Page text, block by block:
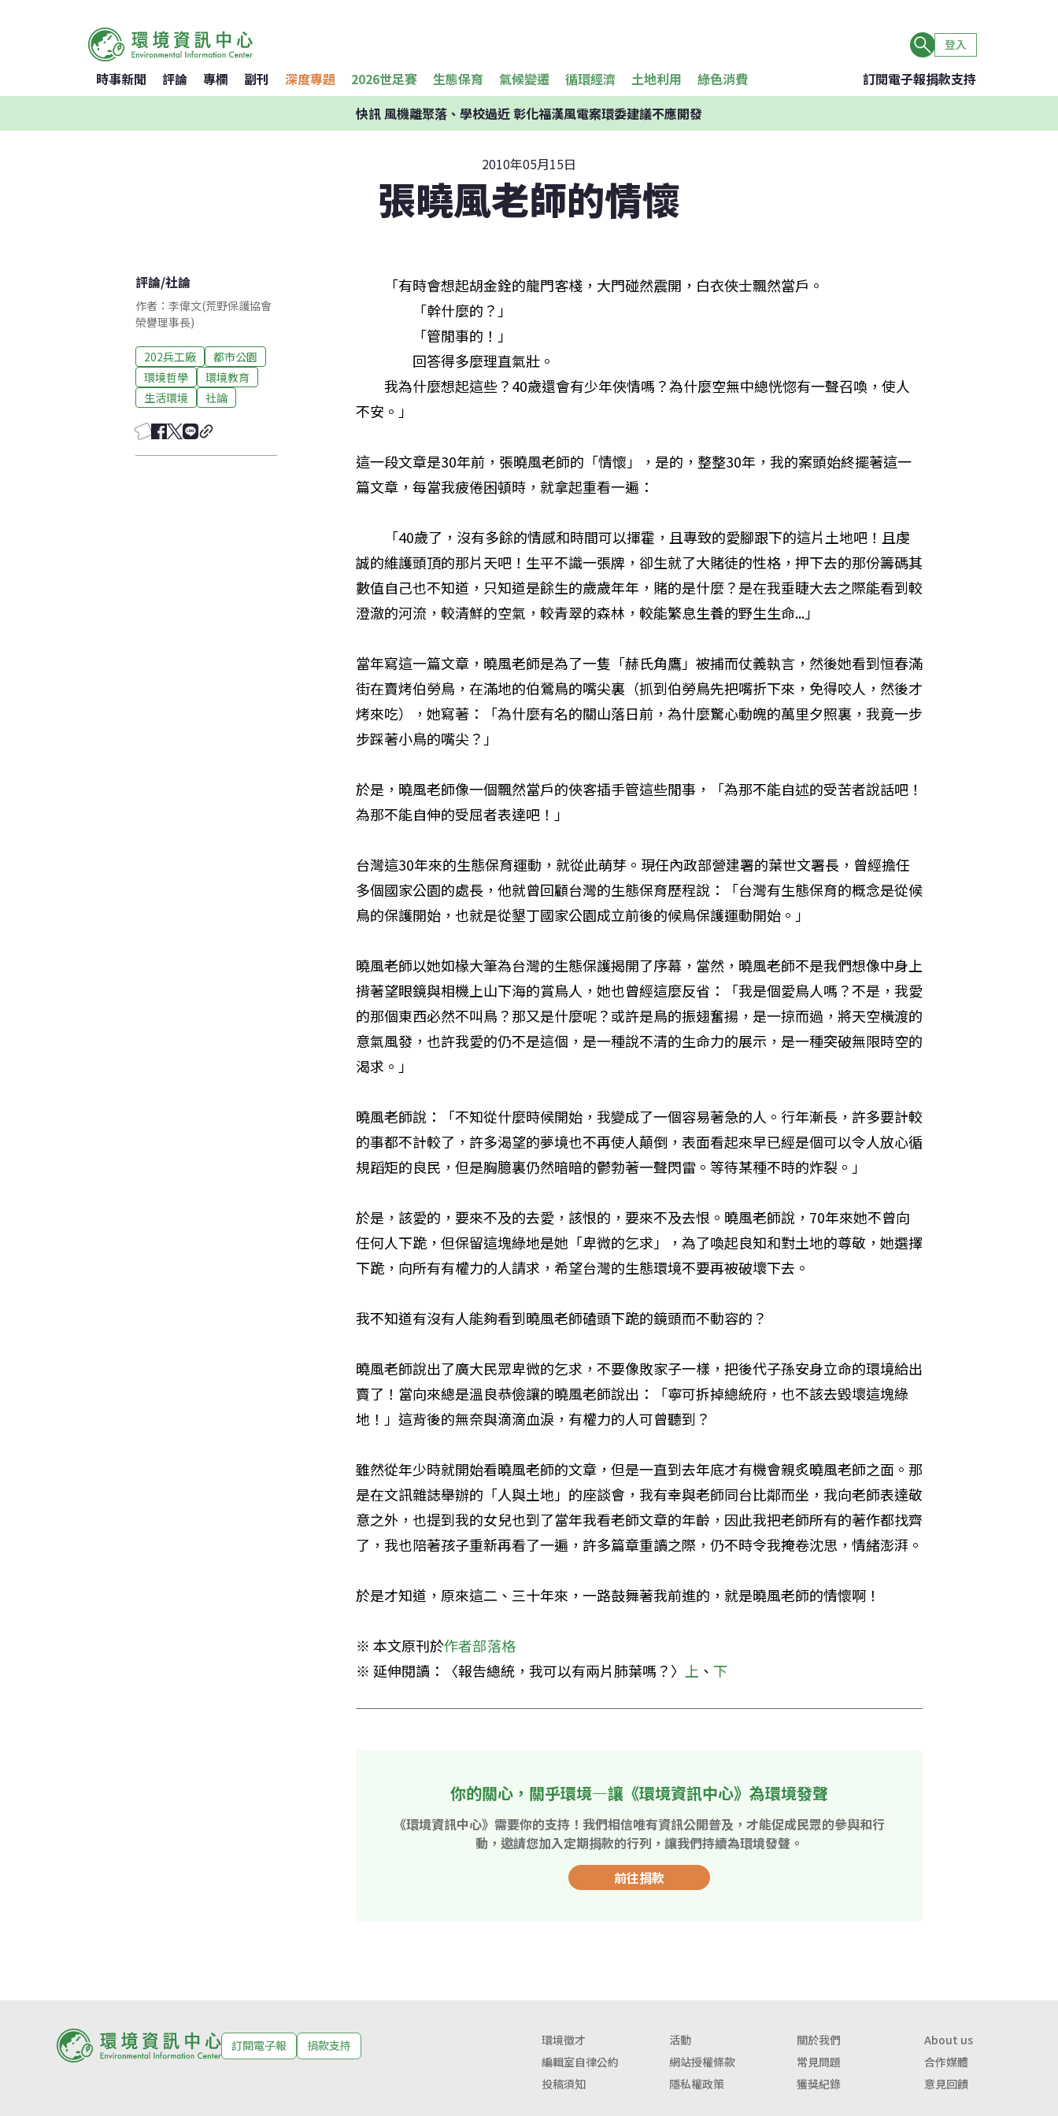
登入
時事新聞 評論 專欄 副刊 深度專題 2026世足賽 生態保育 氣候變遷 循環經濟 土地利用 綠色消費 訂閱電子報捐款支持
快訊風機離聚落、學校過近 彰化福漢風電案環委建議不應開發
2010年05月15日
張曉風老師的情懷
評論/社論
作者：李偉文(荒野保護協會
榮譽理事長)
202兵工廠
都市公園
環境哲學
環境教育
生活環境
社論
「有時會想起胡金銓的龍門客棧，大門碰然震開，白衣俠士飄然當戶。
「幹什麼的？」
「管閒事的！」
回答得多麼理直氣壯。
我為什麼想起這些？40歲還會有少年俠情嗎？為什麼空無中總恍惚有一聲召喚，使人
不安。」
這一段文章是30年前，張曉風老師的「情懷」，是的，整整30年，我的案頭始終擺著這一
篇文章，每當我疲倦困頓時，就拿起重看一遍：
「40歲了，沒有多餘的情感和時間可以揮霍，且專致的愛腳跟下的這片土地吧！且虔
誠的維護頭頂的那片天吧！生平不識一張牌，卻生就了大賭徒的性格，押下去的那份籌碼其
數值自己也不知道，只知道是餘生的歲歲年年，賭的是什麼？是在我垂睫大去之際能看到較
澄澈的河流，較清鮮的空氣，較青翠的森林，較能繁息生養的野生生命...」
當年寫這一篇文章，曉風老師是為了一隻「赫氏角鷹」被捕而仗義執言，然後她看到恒春滿
街在賣烤伯勞鳥，在滿地的伯鶯鳥的嘴尖裏（抓到伯勞鳥先把嘴折下來，免得咬人，然後才
烤來吃），她寫著：「為什麼有名的關山落日前，為什麼驚心動魄的萬里夕照裏，我竟一步
步踩著小鳥的嘴尖？」
於是，曉風老師像一個飄然當戶的俠客插手管這些閒事，「為那不能自述的受苦者說話吧！
為那不能自伸的受屈者表達吧！」
台灣這30年來的生態保育運動，就從此萌芽。現任內政部營建署的葉世文署長，曾經擔任
多個國家公園的處長，他就曾回顧台灣的生態保育歷程說：「台灣有生態保育的概念是從候
鳥的保護開始，也就是從墾丁國家公園成立前後的候鳥保護運動開始。」
曉風老師以她如椽大筆為台灣的生態保護揭開了序幕，當然，曉風老師不是我們想像中身上
揹著望眼鏡與相機上山下海的賞鳥人，她也曾經這麼反省：「我是個愛鳥人嗎？不是，我愛
的那個東西必然不叫鳥？那又是什麼呢？或許是鳥的振翅奮揚，是一掠而過，將天空橫渡的
意氣風發，也許我愛的仍不是這個，是一種說不清的生命力的展示，是一種突破無限時空的
渴求。」
曉風老師說：「不知從什麼時候開始，我變成了一個容易著急的人。行年漸長，許多要計較
的事都不計較了，許多渴望的夢境也不再使人顛倒，表面看起來早已經是個可以令人放心循
規蹈矩的良民，但是胸臆裏仍然暗暗的鬱勃著一聲閃雷。等待某種不時的炸裂。」
於是，該愛的，要來不及的去愛，該恨的，要來不及去恨。曉風老師說，70年來她不曾向
任何人下跪，但保留這塊綠地是她「卑微的乞求」，為了喚起良知和對土地的尊敬，她選擇
下跪，向所有有權力的人請求，希望台灣的生態環境不要再被破壞下去。
我不知道有沒有人能夠看到曉風老師磕頭下跪的鏡頭而不動容的？
曉風老師說出了廣大民眾卑微的乞求，不要像敗家子一樣，把後代子孫安身立命的環境給出
賣了！當向來總是溫良恭儉讓的曉風老師說出：「寧可拆掉總統府，也不該去毀壞這塊綠
地！」這背後的無奈與滴滴血淚，有權力的人可曾聽到？
雖然從年少時就開始看曉風老師的文章，但是一直到去年底才有機會親炙曉風老師之面。那
是在文訊雜誌舉辦的「人與土地」的座談會，我有幸與老師同台比鄰而坐，我向老師表達敬
意之外，也提到我的女兒也到了當年我看老師文章的年齡，因此我把老師所有的著作都找齊
了，我也陪著孩子重新再看了一遍，許多篇章重讀之際，仍不時令我掩卷沈思，情緒澎湃。
於是才知道，原來這二、三十年來，一路鼓舞著我前進的，就是曉風老師的情懷啊！
※ 本文原刊於作者部落格
※ 延伸閱讀：〈報告總統，我可以有兩片肺葉嗎？〉
上 、 下
你的關心，關乎環境—讓《環境資訊中心》為環境發聲
《環境資訊中心》需要你的支持！我們相信唯有資訊公開普及，才能促成民眾的參與和行
動，邀請您加入定期捐款的行列，讓我們持續為環境發聲。
前往捐款
訂閱電子報 捐款支持 環境徵才 活動 關於我們
About us
編輯室自律公約
網站授權條款 常見問題
合作媒體
投稿須知
隱私權政策 獲獎紀錄 意見回饋